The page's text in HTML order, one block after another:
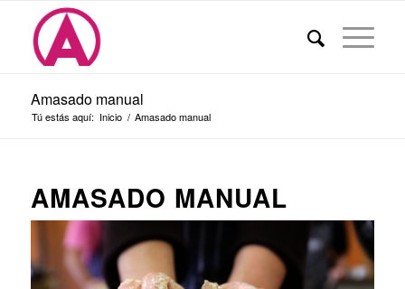
Amasado manual
Tú estás aquí: Inicio / Amasado manual
AMASADO MANUAL